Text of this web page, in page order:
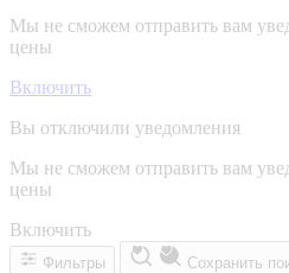
Мы не сможем отправить вам
цены
Включить
Вы отключили уведомления
Мы не сможем отправить вам
цены
Включить
Фильтры Сохранить